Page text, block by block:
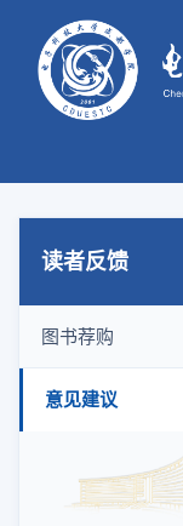
读者反馈
图书荐购
意见建议